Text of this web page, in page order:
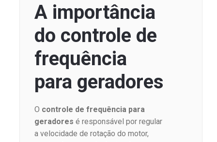
A importância
do controle de
frequência
para geradores
O controle de frequência para
geradores é responsável por regular
a velocidade de rotação do motor,